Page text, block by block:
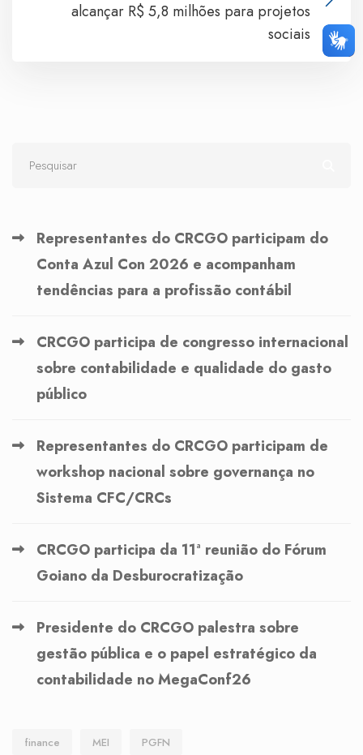
alcançar R$ 5,8 milhões para projetos
sociais
Representantes do CRCGO participam do
Conta Azul Con 2026 e acompanham
tendências para a profissão contábil
CRCGO participa de congresso internacional
sobre contabilidade e qualidade do gasto
público
Representantes do CRCGO participam de
workshop nacional sobre governança no
Sistema CFC/CRCs
CRCGO participa da 11ª reunião do Fórum
Goiano da Desburocratização
Presidente do CRCGO palestra sobre
gestão pública e o papel estratégico da
contabilidade no MegaConf26
finance MEI PGFN